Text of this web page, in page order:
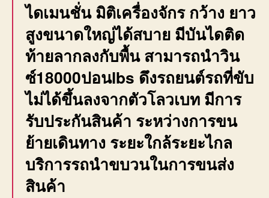
ไดเมนชั่น มิติเครื่องจักร กว้าง ยาว
สูงขนาดใหญ่ได้สบาย มีบันไดติด
ท้ายลากลงกับพื้น สามารถนำวิน
ซ์18000ปอนlbs ดึงรถยนต์รถที่ขับ
ไม่ได้ขึ้นลงจากตัวโลวเบท มีการ
รับประกันสินค้า ระหว่างการขน
ย้ายเดินทาง ระยะใกล้ระยะไกล
บริการรถนำขบวนในการขนส่ง
สินค้า